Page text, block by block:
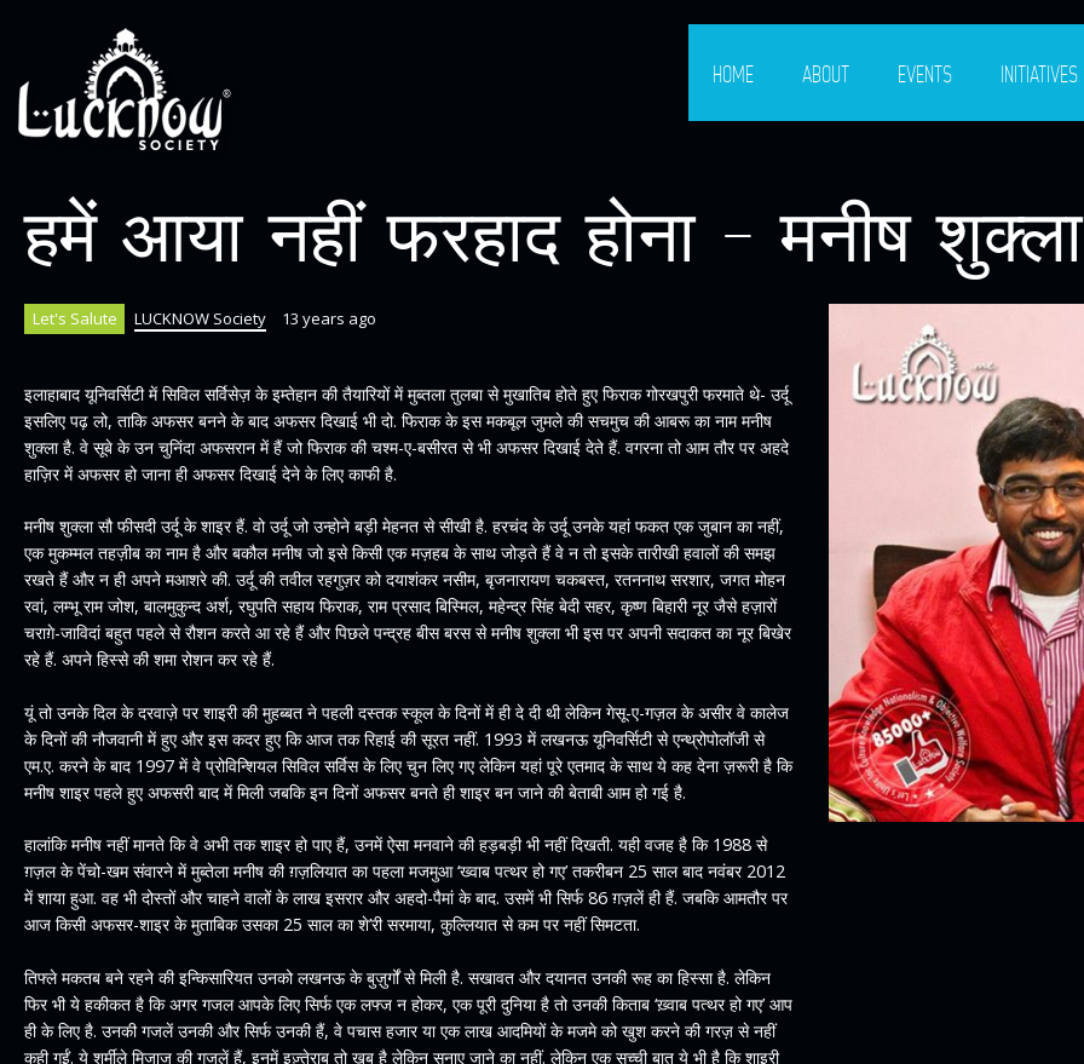
HOME ABOUT EVENTS INITIATIVES
हमें आया नहीं फरहाद होना – मनीष शुक्ला
Let's Salute LUCKNOW Society 13 years ago
इलाहाबाद यूनिवर्सिटी में सिविल सर्विसेज़ के इम्तेहान की तैयारियों में मुब्तला तुलबा से मुखातिब होते हुए फिराक गोरखपुरी फरमाते थे- उर्दू
इसलिए पढ़ लो, ताकि अफसर बनने के बाद अफसर दिखाई भी दो. फिराक के इस मकबूल जुमले की सचमुच की आबरू का नाम मनीष
शुक्ला है. वे सूबे के उन चुनिंदा अफसरान में हैं जो फिराक की चश्म-ए-बसीरत से भी अफसर दिखाई देते हैं. वगरना तो आम तौर पर अहदे
हाज़िर में अफसर हो जाना ही अफसर दिखाई देने के लिए काफी है.
मनीष शुक्ला सौ फीसदी उर्दू के शाइर हैं. वो उर्दू जो उन्होने बड़ी मेहनत से सीखी है. हरचंद के उर्दू उनके यहां फकत एक जुबान का नहीं,
एक मुकम्मल तहज़ीब का नाम है और बकौल मनीष जो इसे किसी एक मज़हब के साथ जोड़ते हैं वे न तो इसके तारीखी हवालों की समझ
रखते हैं और न ही अपने मआशरे की. उर्दू की तवील रहगुज़र को दयाशंकर नसीम, बृजनारायण चकबस्त, रतननाथ सरशार, जगत मोहन
रवां, लम्भू राम जोश, बालमुकुन्द अर्श, रघुपति सहाय फिराक, राम प्रसाद बिस्मिल, महेन्द्र सिंह बेदी सहर, कृष्ण बिहारी नूर जैसे हज़ारों
चराग़े-जाविदां बहुत पहले से रौशन करते आ रहे हैं और पिछले पन्द्रह बीस बरस से मनीष शुक्ला भी इस पर अपनी सदाकत का नूर बिखेर
रहे हैं. अपने हिस्से की शमा रोशन कर रहे हैं.
यूं तो उनके दिल के दरवाज़े पर शाइरी की मुहब्बत ने पहली दस्तक स्कूल के दिनों में ही दे दी थी लेकिन गेसू-ए-गज़ल के असीर वे कालेज
के दिनों की नौजवानी में हुए और इस कदर हुए कि आज तक रिहाई की सूरत नहीं. 1993 में लखनऊ यूनिवर्सिटी से एन्थ्रोपोलॉजी से
एम.ए. करने के बाद 1997 में वे प्रोविन्शियल सिविल सर्विस के लिए चुन लिए गए लेकिन यहां पूरे एतमाद के साथ ये कह देना ज़रूरी है कि
मनीष शाइर पहले हुए अफसरी बाद में मिली जबकि इन दिनों अफसर बनते ही शाइर बन जाने की बेताबी आम हो गई है.
हालांकि मनीष नहीं मानते कि वे अभी तक शाइर हो पाए हैं, उनमें ऐसा मनवाने की हड़बड़ी भी नहीं दिखती. यही वजह है कि 1988 से
ग़ज़ल के पेंचो-खम संवारने में मुब्तेला मनीष की ग़ज़लियात का पहला मजमुआ ‘ख्वाब पत्थर हो गए’ तकरीबन 25 साल बाद नवंबर 2012
में शाया हुआ. वह भी दोस्तों और चाहने वालों के लाख इसरार और अहदो-पैमां के बाद. उसमें भी सिर्फ 86 ग़ज़लें ही हैं. जबकि आमतौर पर
आज किसी अफसर-शाइर के मुताबिक उसका 25 साल का शे’री सरमाया, कुल्लियात से कम पर नहीं सिमटता.
तिफ्ले मकतब बने रहने की इन्किसारियत उनको लखनऊ के बुज़ुर्गों से मिली है. सखावत और दयानत उनकी रूह का हिस्सा है. लेकिन
फिर भी ये हकीकत है कि अगर गजल आपके लिए सिर्फ एक लफ्ज न होकर, एक पूरी दुनिया है तो उनकी किताब ‘ख़्वाब पत्थर हो गए’ आप
ही के लिए है. उनकी गजलें उनकी और सिर्फ उनकी हैं, वे पचास हजार या एक लाख आदमियों के मजमे को खुश करने की गरज़ से नहीं
कही गईं. ये शर्मीले मिजाज की गजलें हैं, इनमें इज़्तेराब तो खूब है लेकिन सुनाए जाने का नहीं. लेकिन एक सच्ची बात ये भी है कि शाइरी